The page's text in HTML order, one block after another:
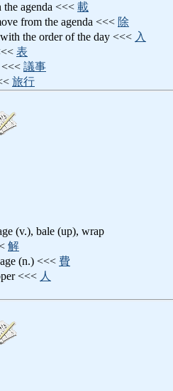
agenda <<< 載
from the agenda <<< 除
the order of the day <<< 入
表
議事
旅行
(v.), bale (up), wrap
解
(n.) <<< 費
<<< 人